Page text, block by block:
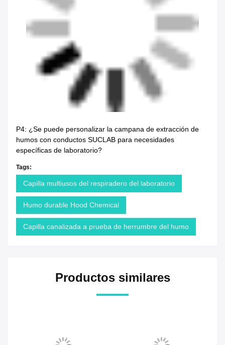
P4: ¿Se puede personalizar la campana de extracción de
humos con conductos SUCLAB para necesidades
específicas de laboratorio?
Tags:
Capilla multiusos del respiradero del laboratorio
Humo durable Hood Chemical
Capilla canalizada a prueba de herrumbre del humo
Productos similares